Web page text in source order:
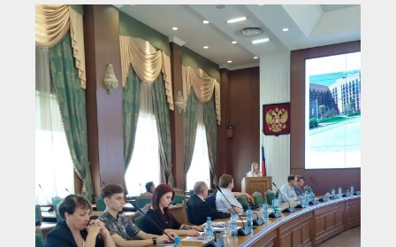
Ассоциации —
Застройщиков
● Реестр членов
Ассоциации — технических
заказчиков
Ассоциации с правом
ООТСУО
● Реестр членов СРО
имеющих строительные
лаборатории
Архив реестров
Общественный контроль
Политика информационной
открытости